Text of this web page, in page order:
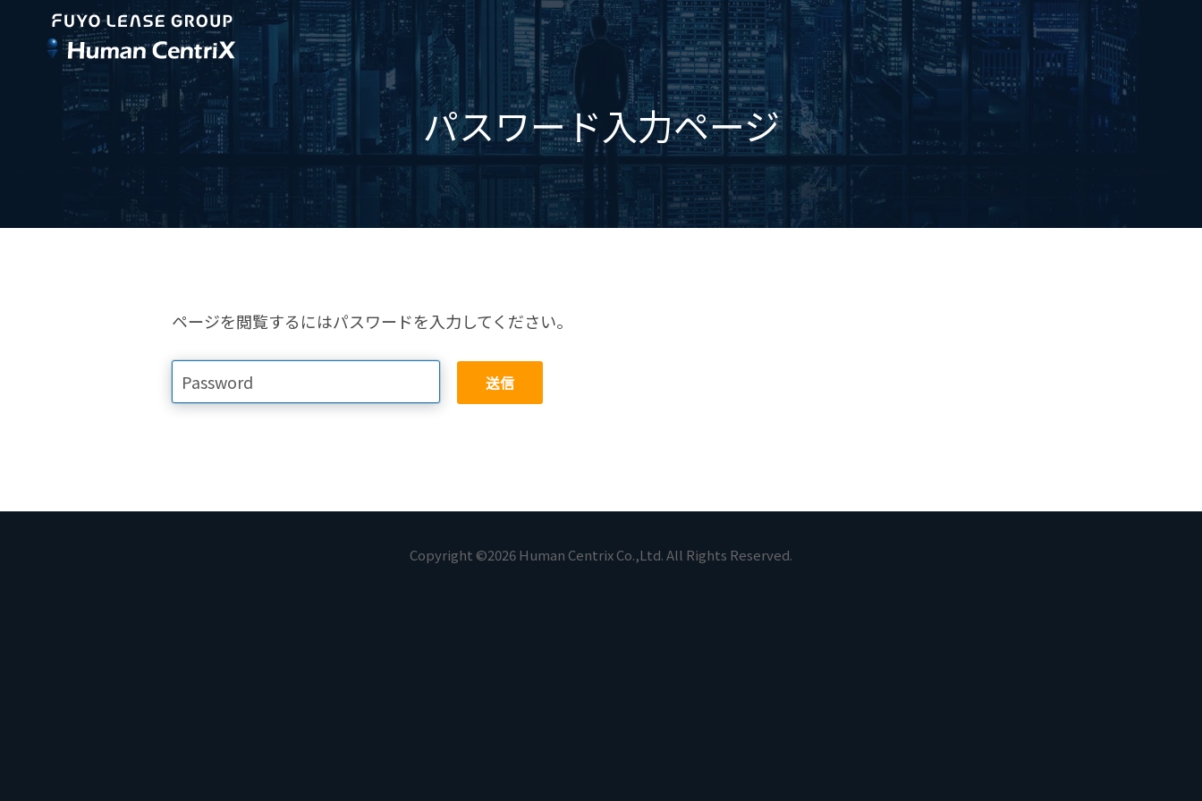
パスワード入力ページ
ページを閲覧するにはパスワードを入力してください。
Password
Copyright ©2026 Human Centrix Co.,Ltd. All Rights Reserved.